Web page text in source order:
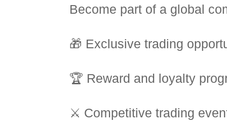
Become part of a global
🎁 Exclusive trading
🏆 Reward and loyalty
⚔️ Competitive trading